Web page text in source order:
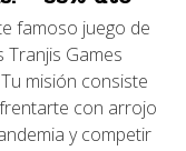
famoso juego de
Tranjis Games
misión consiste
con arrojo
y competir